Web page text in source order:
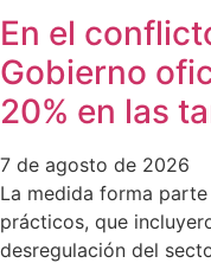
En el
Gobierno
20% en las
7 de agosto de 2026
La medida forma
prácticos, que
desregulación del